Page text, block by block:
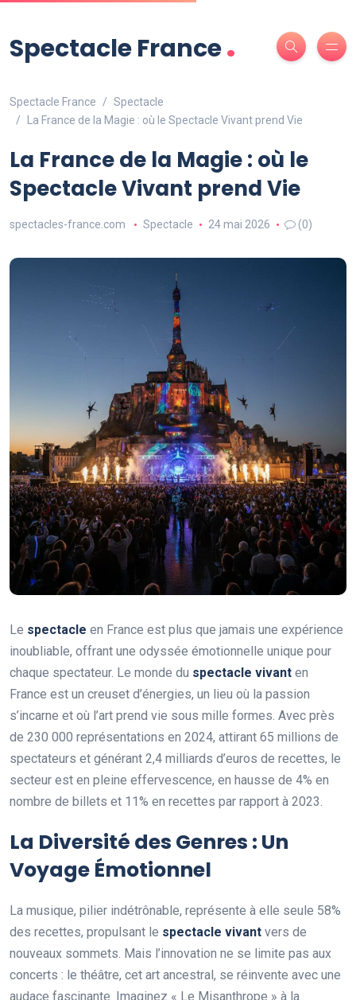
Spectacle France.
Spectacle France
Spectacle
La France de la Magie : où le Spectacle Vivant prend Vie
La France de la Magie : où le
Spectacle Vivant prend Vie
spectacles-france.com Spectacle 24 mai 2026 (0)
Le spectacle en France est plus que jamais une expérience
inoubliable, offrant une odyssée émotionnelle unique pour
chaque spectateur. Le monde du spectacle vivant en
France est un creuset d’énergies, un lieu où la passion
s’incarne et où l’art prend vie sous mille formes. Avec près
de 230 000 représentations en 2024, attirant 65 millions de
spectateurs et générant 2,4 milliards d’euros de recettes, le
secteur est en pleine effervescence, en hausse de 4% en
nombre de billets et 11% en recettes par rapport à 2023.
La Diversité des Genres : Un
Voyage Émotionnel
La musique, pilier indétrônable, représente à elle seule 58%
des recettes, propulsant le spectacle vivant vers de
nouveaux sommets. Mais l’innovation ne se limite pas aux
concerts : le théâtre, cet art ancestral, se réinvente avec une
audace fascinante. Imaginez « Le Misanthrope » à la